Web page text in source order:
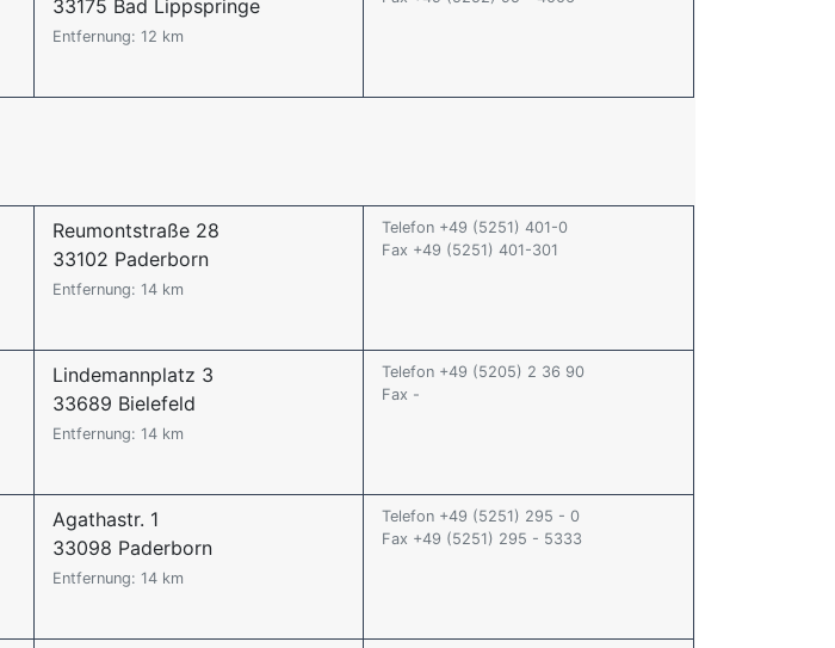
33175 Bad Lippspringe
Entfernung: 12 km
Reumontstraße 28
33102 Paderborn
Entfernung: 14 km
Telefon +49 (5251) 401-0
Fax +49 (5251) 401-301
Lindemannplatz 3
33689 Bielefeld
Entfernung: 14 km
Telefon +49 (5205) 2 36 90
Fax -
Agathastr. 1
33098 Paderborn
Entfernung: 14 km
Telefon +49 (5251) 295 - 0
Fax +49 (5251) 295 - 5333